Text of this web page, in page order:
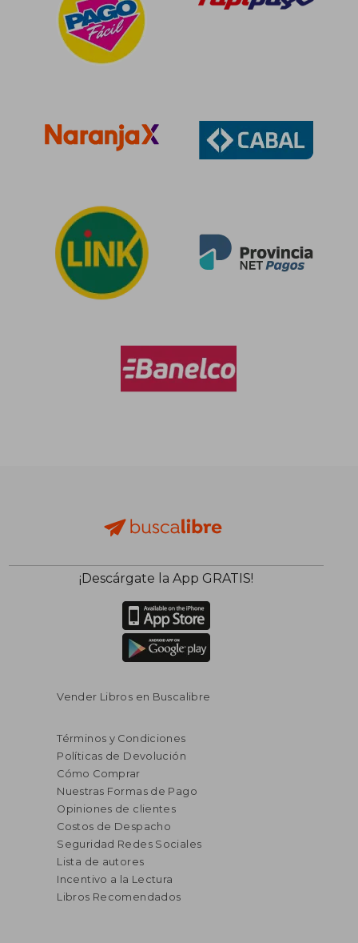
50%
dcto. $ 47.556
50%
dcto.
$ 39.681
¡Descárgate la App GRATIS!
Vender Libros en Buscalibre
Términos y Condiciones
Políticas de Devolución
Cómo Comprar
Nuestras Formas de Pago
Opiniones de clientes
Costos de Despacho
Seguridad Redes Sociales
Lista de autores
Incentivo a la Lectura
Libros Recomendados